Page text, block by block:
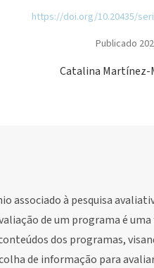
https://doi.org/10.20435/
Publicado
Catalina Martínez-
associado à pesquisa
de um programa é
dos programas,
de informação para